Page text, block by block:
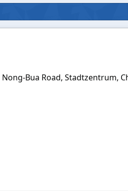
Bua Road, Stadtzentrum,